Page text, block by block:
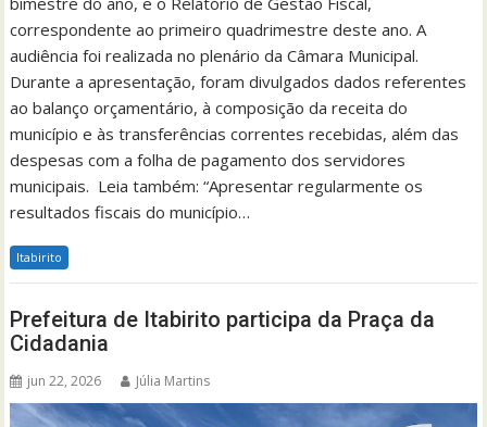
correspondente ao primeiro quadrimestre deste ano. A
audiência foi realizada no plenário da Câmara Municipal.
Durante a apresentação, foram divulgados dados referentes
ao balanço orçamentário, à composição da receita do
município e às transferências correntes recebidas, além das
despesas com a folha de pagamento dos servidores
municipais. Leia também: “Apresentar regularmente os
resultados fiscais do município…
Itabirito
Prefeitura de Itabirito participa da Praça da
Cidadania
jun 22, 2026 Júlia Martins